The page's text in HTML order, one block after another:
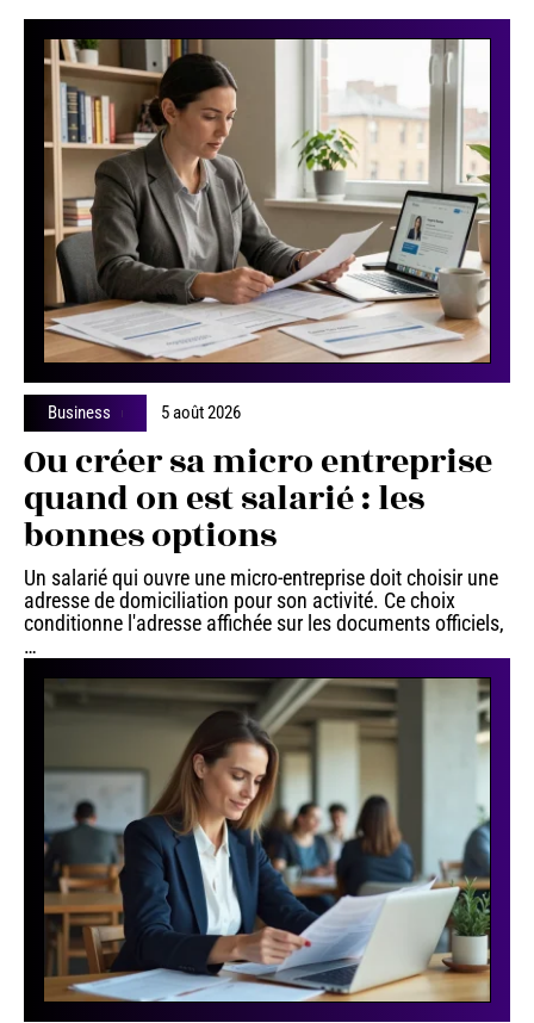
Business 5 août 2026
Ou créer sa micro entreprise
quand on est salarié : les
bonnes options
Un salarié qui ouvre une micro-entreprise doit choisir une
adresse de domiciliation pour son activité. Ce choix
conditionne l'adresse affichée sur les documents officiels,
…